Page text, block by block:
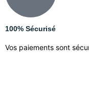
100% Sécurisé
Vos paiements sont